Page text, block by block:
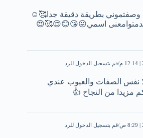
وصفتموني بطريقة دقيقة جدا🥰☺️
اسمي😛😘😊😌🥰😍
قم بتسجيل الدخول للرد
نفس الصفات والعيوب عندي
مزيدا من النجاح 👍
قم بتسجيل الدخول للرد